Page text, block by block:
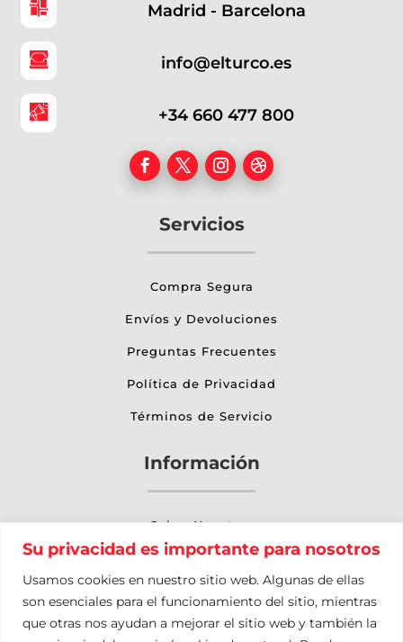
Su privacidad es importante para nosotros
Usamos cookies en nuestro sitio web. Algunas de ellas
son esenciales para el funcionamiento del sitio, mientras
que otras nos ayudan a mejorar el sitio web y también la
Madrid - Barcelona
info@elturco.es
+34 660 477 800
Servicios
Compra Segura
Envíos y Devoluciones
Preguntas Frecuentes
Política de Privacidad
Términos de Servicio
Información
Sobre Nosotros
Otros Servicios
Contacto